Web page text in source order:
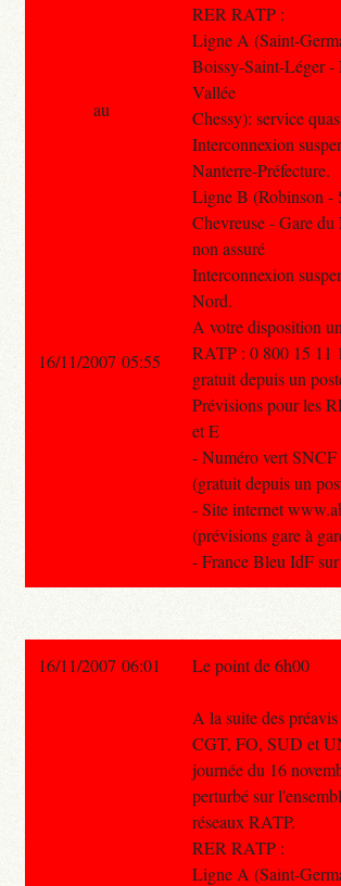
RER RATP :
Ligne A (Saint-
Boissy-Saint-Léger -
Vallée
Chessy): service
Interconnexion
Nanterre-Préfecture.
Ligne B (Robinson -
Chevreuse - Gare
non assuré
Interconnexion
Nord.
A votre disposition
RATP : 0 800 15 11
gratuit depuis un
Prévisions pour les
et E
- Numéro vert
(gratuit depuis un
- Site internet
(prévisions gare à
- France Bleu IdF sur
au
16/11/2007 05:55
16/11/2007 06:01 Le point de 6h00
A la suite des
CGT, FO, SUD et
journée du 16
perturbé sur
réseaux RATP.
RER RATP :
Ligne A (Saint-